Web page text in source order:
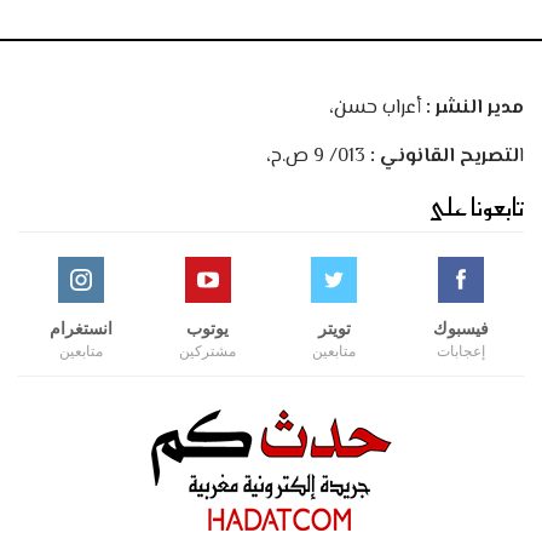
مدير النشر :أعراب حسن،
التصريح القانوني :
تابعونا على
فيسبوك
إعجابات
تويتر
متابعين
يوتوب
مشتركين
انستغرام
متابعين